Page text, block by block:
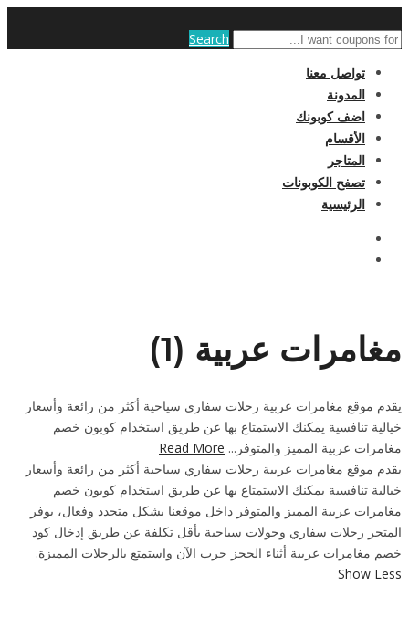
Search
تواصل معنا
المدونة
اضف كوبونك
الأقسام
المتاجر
تصفح الكوبونات
الرئيسية
مغامرات عربية (1)
يقدم موقع مغامرات عربية رحلات سفاري سياحية أكثر من رائعة وأسعار
خيالية تنافسية يمكنك الاستمتاع بها عن طريق استخدام كوبون خصم
مغامرات عربية المميز والمتوفر... Read More
يقدم موقع مغامرات عربية رحلات سفاري سياحية أكثر من رائعة وأسعار
خيالية تنافسية يمكنك الاستمتاع بها عن طريق استخدام كوبون خصم
مغامرات عربية المميز والمتوفر داخل موقعنا بشكل متجدد وفعال، يوفر
المتجر رحلات سفاري وجولات سياحية بأقل تكلفة عن طريق إدخال كود
خصم مغامرات عربية أثناء الحجز جرب الآن واستمتع بالرحلات المميزة.
Show Less